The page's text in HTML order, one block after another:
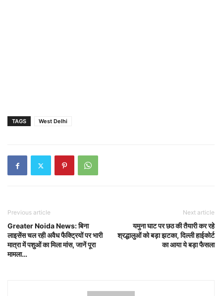
TAGS West Delhi
Previous article
Greater Noida News: बिना
लाइसेंस चल रही अवैध फैक्ट्रियों पर भारी
मात्रा में पशुओं का मिला मांस, जानें पूरा
मामला…
Next article
यमुना घाट पर छठ की तैयारी कर रहे
श्रद्धालुओं को बड़ा झटका, दिल्ली हाईकोर्ट
का आया ये बड़ा फैसला